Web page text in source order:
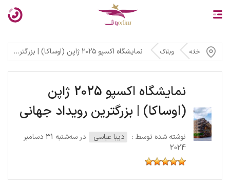
خانه وبلاگ نمایشگاه اکسپو ۲۰۲۵ ژاپن (اوساکا) | بزرگترین رویداد جهانی
نمایشگاه اکسپو 2025 ژاپن
(اوساکا) | بزرگترین رویداد جهانی
نوشته شده توسط : دیبا عباسی
در سه‌شنبه 31 دسامبر
2024